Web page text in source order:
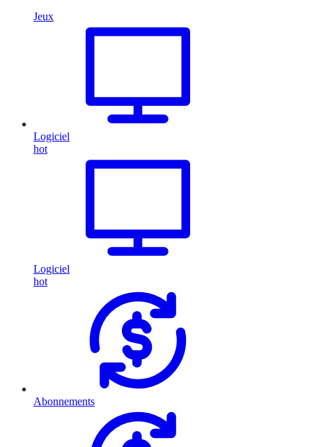
Jeux
Logiciel
hot
Logiciel
hot
Abonnements